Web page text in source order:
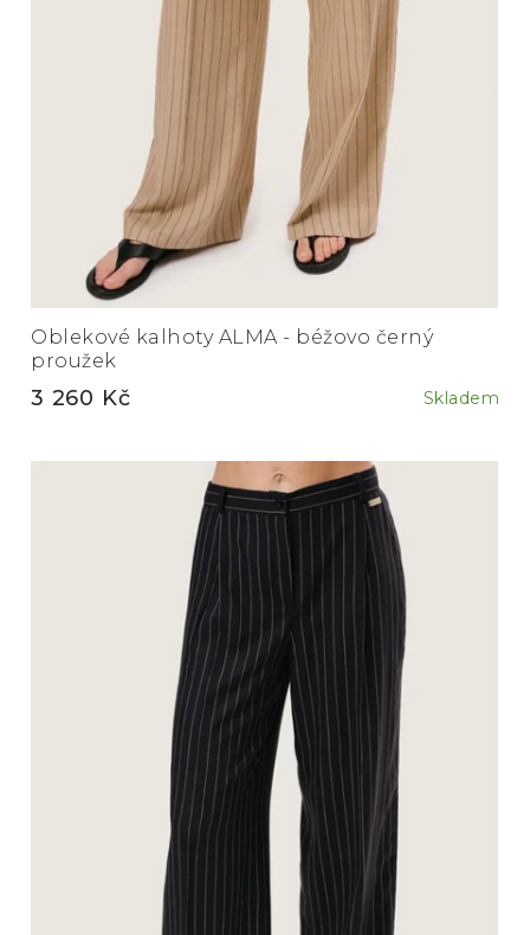
Oblekové kalhoty ALMA - béžovo černý
proužek
Skladem
3 260 Kč